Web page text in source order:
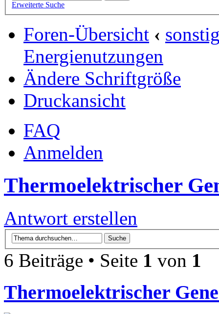
Erweiterte Suche
Foren-Übersicht ‹
Energienutzungen
Ändere Schriftgröße
Druckansicht
FAQ
Anmelden
Thermoelektrischer
Antwort erstellen
6 Beiträge • Seite 1 von 1
Thermoelektrischer